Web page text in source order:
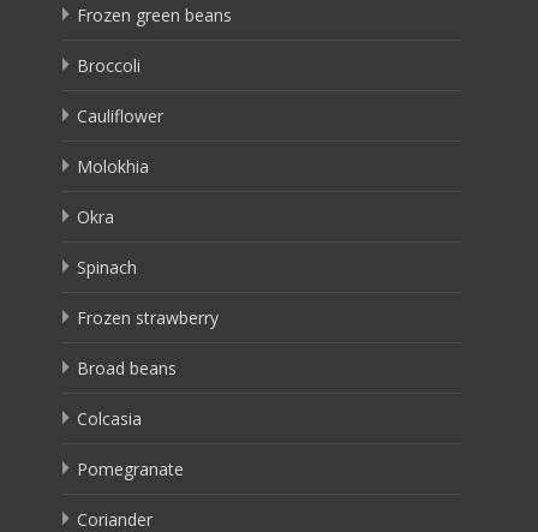
Frozen green beans
Broccoli
Cauliflower
Molokhia
Okra
Spinach
Frozen strawberry
Broad beans
Colcasia
Pomegranate
Coriander